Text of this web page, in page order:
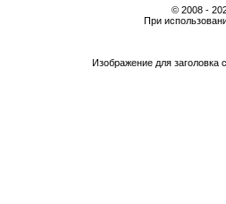
© 2008 -
При
Изображение для